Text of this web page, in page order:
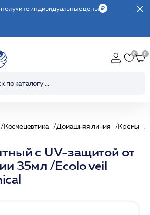
получите индивидуальные цены
Космецевтика Домашняя линия Кремы
с UV-защитой от
35мл /Ecolo veil